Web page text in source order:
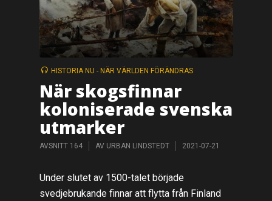
HISTORIA NU - NÄR VÄRLDEN FÖRÄNDRAS
När skogsfinnar
koloniserade svenska
utmarker
AVSNITT 164 AV URBAN LINDSTEDT 2021-07-21
Under slutet av 1500-talet började
svedjebrukande finnar att flytta från Finland